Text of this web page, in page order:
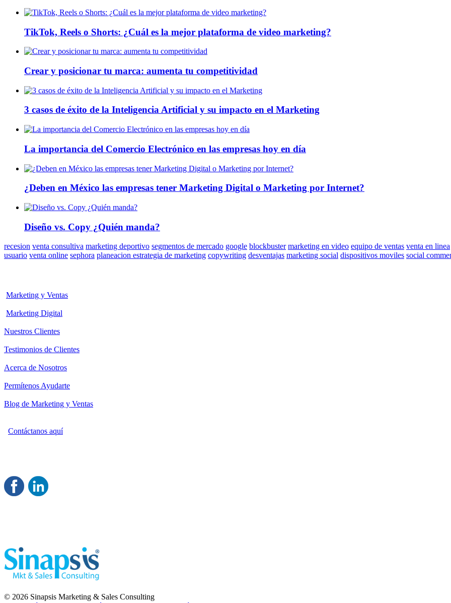
TikTok, Reels o Shorts: ¿Cuál es la mejor plataforma de video marketing?
Crear y posicionar tu marca: aumenta tu competitividad
3 casos de éxito de la Inteligencia Artificial y su impacto en el Marketing
La importancia del Comercio Electrónico en las empresas hoy en día
¿Deben en México las empresas tener Marketing Digital o Marketing por Internet?
Diseño vs. Copy ¿Quién manda?
recesion venta consultiva marketing deportivo segmentos de mercado google blockbuster marketing en video equipo de ventas venta en linea
usuario venta online sephora planeacion estrategia de marketing copywriting desventajas marketing social dispositivos moviles social
Marketing y Ventas
Marketing Digital
Nuestros Clientes
Testimonios de Clientes
Acerca de Nosotros
Permítenos Ayudarte
Blog de Marketing y Ventas
Contáctanos aquí
© 2026 Sinapsis Marketing & Sales Consulting